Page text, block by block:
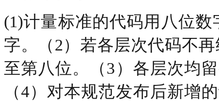
(1)计量标准的代码用八位
字。（2）若各层次代码不
至第八位。（3）各层次均
（4）对本规范发布后新增